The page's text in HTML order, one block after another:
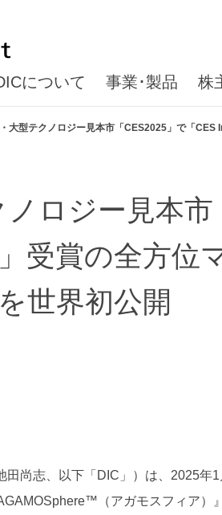
について 事業･製品 株
大型テクノロジー見本市「CES2025」で「
ロジー見本
受賞の全方位
世界初公開
尚志、以下「DIC」）は、2025
（アガモスフィア）